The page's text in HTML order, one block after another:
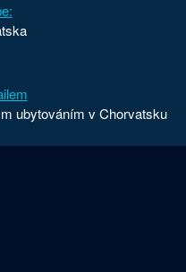
ubytováním v Chorvatsku